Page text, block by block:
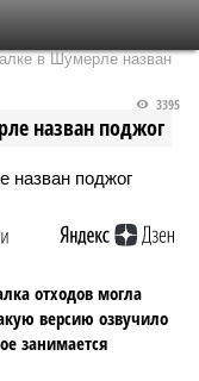
в Шумерле назван
назван поджог
3395
отходов могла
версию озвучило
занимается